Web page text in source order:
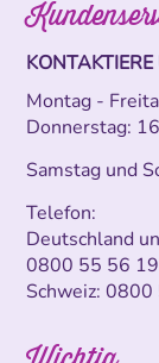
Montag -
Donnerstag:
Samstag und
Telefon:
Deutschland
0800 55 56
Schweiz:0800